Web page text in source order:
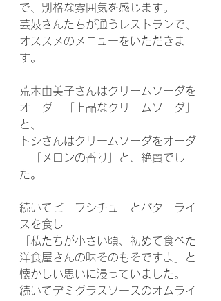
で、別格な雰囲気を感じます。
芸妓さんたちが通うレストランで、
オススメのメニューをいただきま
す。
荒木由美子さんはクリームソーダを
オーダー「上品なクリームソーダ」
と、
トシさんはクリームソーダをオーダ
ー「メロンの香り」と、絶賛でし
た。
続いてビーフシチューとバターライ
スを食し
「私たちが小さい頃、初めて食べた
洋食屋さんの味そのもそですよ」と
懐かしい思いに浸っていました。
続いてデミグラスソースのオムライ